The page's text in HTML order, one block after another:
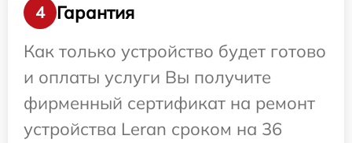
4
Гарантия
Как только устройство будет готово
и оплаты услуги Вы получите
фирменный сертификат на ремонт
устройства Leran сроком на 36